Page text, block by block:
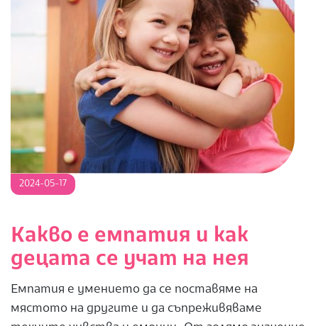
2024-
2024-05-17
Какво е емпатия и как
децата се учат на нея
Емпатия е умението да се поставяме на
мястото на другите и да съпреживяваме